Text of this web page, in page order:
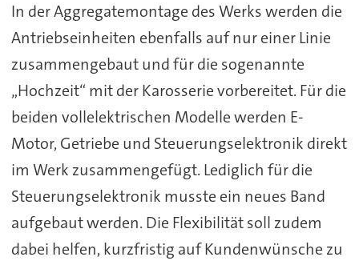
In der Aggregatemontage des Werks werden die
Antriebseinheiten ebenfalls auf nur einer Linie
zusammengebaut und für die sogenannte
„Hochzeit“ mit der Karosserie vorbereitet. Für die
beiden vollelektrischen Modelle werden E-
Motor, Getriebe und Steuerungselektronik direkt
im Werk zusammengefügt. Lediglich für die
Steuerungselektronik musste ein neues Band
aufgebaut werden. Die Flexibilität soll zudem
dabei helfen, kurzfristig auf Kundenwünsche zu